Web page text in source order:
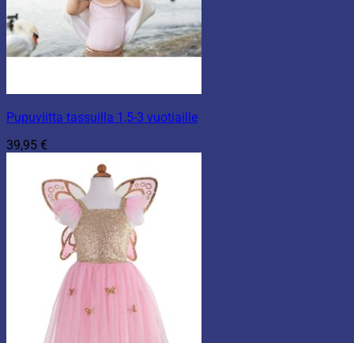
Pupuviitta tassuilla 1,5-3 vuotiaille
39,95 €